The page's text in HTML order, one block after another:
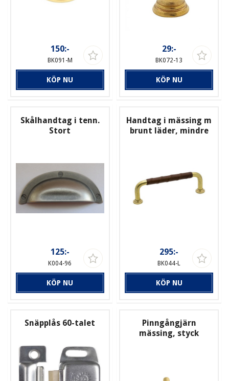
150:-
BK091-M
KÖP NU
29:-
BK072-13
KÖP NU
Skålhandtag i tenn.
Stort
125:-
K004-96
KÖP NU
Handtag i mässing m
brunt läder, mindre
295:-
BK044-L
KÖP NU
Snäpplås 60-talet
Pinngångjärn
mässing, styck